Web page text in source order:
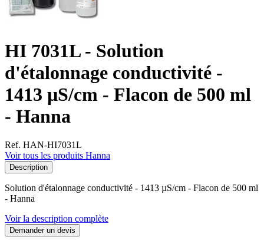
HI 7031L - Solution
d'étalonnage conductivité -
1413 µS/cm - Flacon de 500 ml
- Hanna
Ref. HAN-HI7031L
Voir tous les produits Hanna
Description
Solution d'étalonnage conductivité - 1413 µS/cm - Flacon de 500 ml
- Hanna
Voir la description complète
Demander un devis